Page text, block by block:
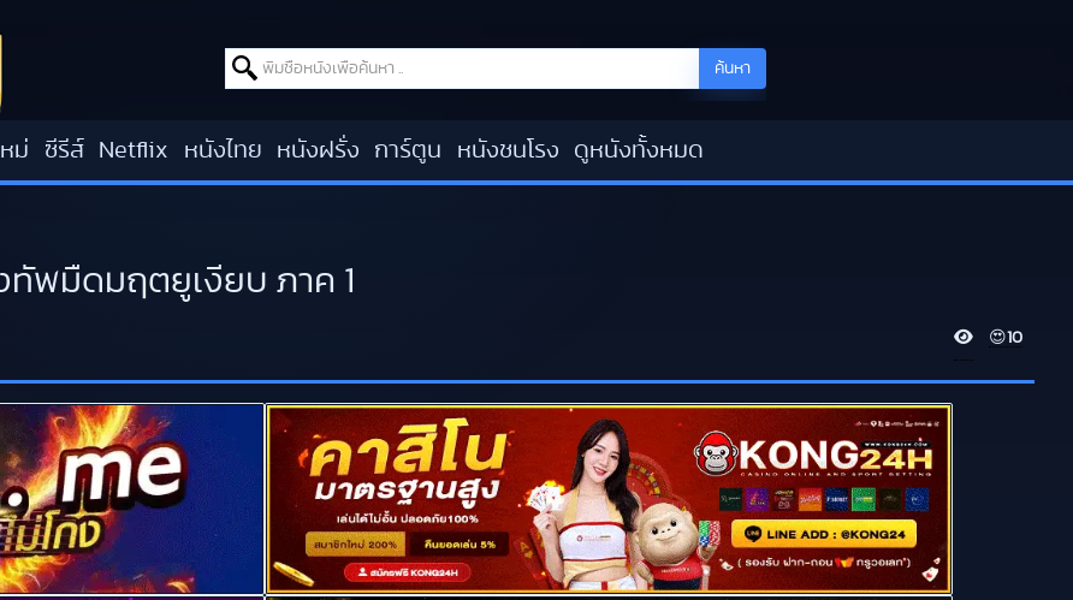
Search for: ค้นหา
ม่ ซีรีส์ Netflix หนังไทย หนังฝรั่ง การ์ตูน หนังชนโรง ดูหนังทั้งหมด
ทัพมืดมฤตยูเงียบ ภาค 1
V
i
😍10